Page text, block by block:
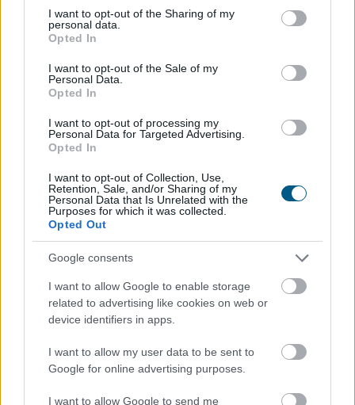
not limited to your visit or usage behaviour. You may click to
grant or deny consent to Google and its third-party tags to
use your data for below specified purposes in below Google
consent section.
I want to opt-out of the Sharing of my
personal data.
Opted In
I want to opt-out of the Sale of my
Personal Data.
Opted In
I want to opt-out of processing my
Personal Data for Targeted Advertising.
Opted In
I want to opt-out of Collection, Use,
Retention, Sale, and/or Sharing of my
Personal Data that Is Unrelated with the
Purposes for which it was collected.
Opted Out
Google consents
I want to allow Google to enable storage
related to advertising like cookies on web or
device identifiers in apps.
I want to allow my user data to be sent to
Google for online advertising purposes.
I want to allow Google to send me
TOVÁBB
Újabb nagybank viszi 3 százalék aláaz
Otthon Start lakáshitel kamatát
Még egy nagybank kamatkedvezményt ad azért, hogy
az igénylők nála vegyék fel a kedvezményes, maximum
3 százalékos kamatú Otthon Startot. 2026-ban az új
támogatásos kölcsön, túlnyomórészt Otthon Start.